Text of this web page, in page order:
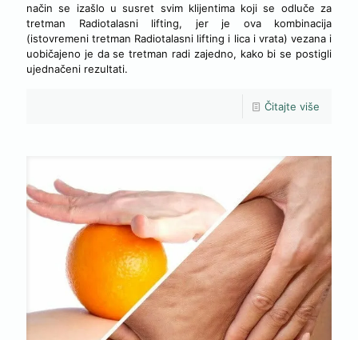
način se izašlo u susret svim klijentima koji se odluče za
tretman Radiotalasni lifting, jer je ova kombinacija
(istovremeni tretman Radiotalasni lifting i lica i vrata) vezana i
uobičajeno je da se tretman radi zajedno, kako bi se postigli
ujednačeni rezultati.
Čitajte više